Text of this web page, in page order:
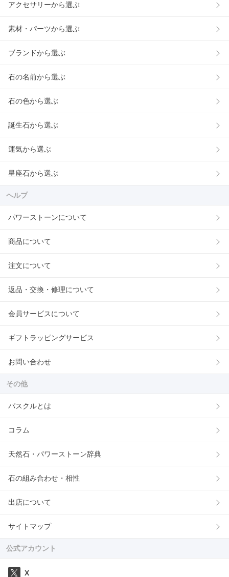
アクセサリーから選ぶ
素材・パーツから選ぶ
ブランドから選ぶ
石の名前から選ぶ
石の色から選ぶ
誕生石から選ぶ
運気から選ぶ
星座石から選ぶ
ヘルプ
パワーストーンについて
商品について
注文について
返品・交換・修理について
会員サービスについて
ギフトラッピングサービス
お問い合わせ
その他
パスクルとは
コラム
天然石・パワーストーン辞典
石の組み合わせ・相性
出店について
サイトマップ
公式アカウント
X